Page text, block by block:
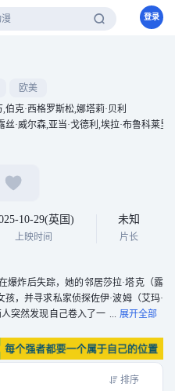
登录
欧美
伯克·西格罗斯松,娜塔莉·贝利
丝·威尔森,亚当·戈德利,埃拉·布鲁科莱
10-29(英国)
上映时间
未知
片长
爆炸后失踪，她的邻居莎拉·塔克（露
孩，并寻求私家侦探佐伊·波姆（艾玛·
人突然发现自己卷入了一
排序